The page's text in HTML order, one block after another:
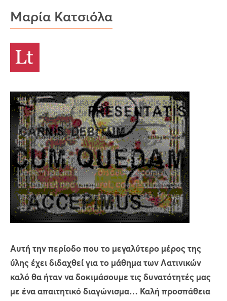
Μαρία Κατσιόλα
Αυτή την περίοδο που το μεγαλύτερο μέρος της
ύλης έχει διδαχθεί για το μάθημα των Λατινικών
καλό θα ήταν να δοκιμάσουμε τις δυνατότητές μας
με ένα απαιτητικό διαγώνισμα… Καλή προσπάθεια